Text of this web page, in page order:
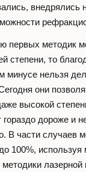
внедрялись
первых методик
степени, то
минусе нельзя
они
высокой
гораздо дороже и
В части случаев
100%,
лазерной